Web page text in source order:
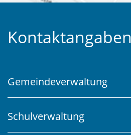
Fusszeile
Kontaktangaben
Gemeindeverwaltung
Schulverwaltung